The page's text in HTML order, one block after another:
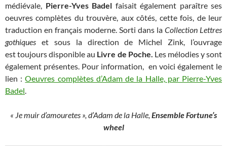
médiévale, Pierre-Yves Badel faisait également paraître ses
oeuvres complètes du trouvère, aux côtés, cette fois, de leur
traduction en français moderne. Sorti dans la Collection Lettres
gothiques et sous la direction de Michel Zink, l’ouvrage
est toujours disponible au Livre de Poche. Les mélodies y sont
également présentes. Pour information, en voici également le
lien :Oeuvres complètes d’Adam de la Halle, par Pierre-Yves
Badel.
« Je muir d’amouretes », d’Adam de la Halle, Ensemble Fortune’s
wheel